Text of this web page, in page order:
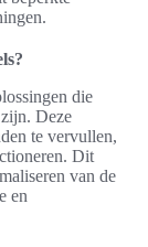
die
Deze
te vervullen,
Dit
van de
en